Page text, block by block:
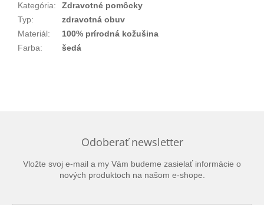
Kategória:
Zdravotné pomôcky
Typ:
zdravotná obuv
Materiál:
100% prírodná kožušina
Farba: šedá
Odoberať newsletter
Vložte svoj e-mail a my Vám budeme zasielať informácie o
nových produktoch na našom e-shope.